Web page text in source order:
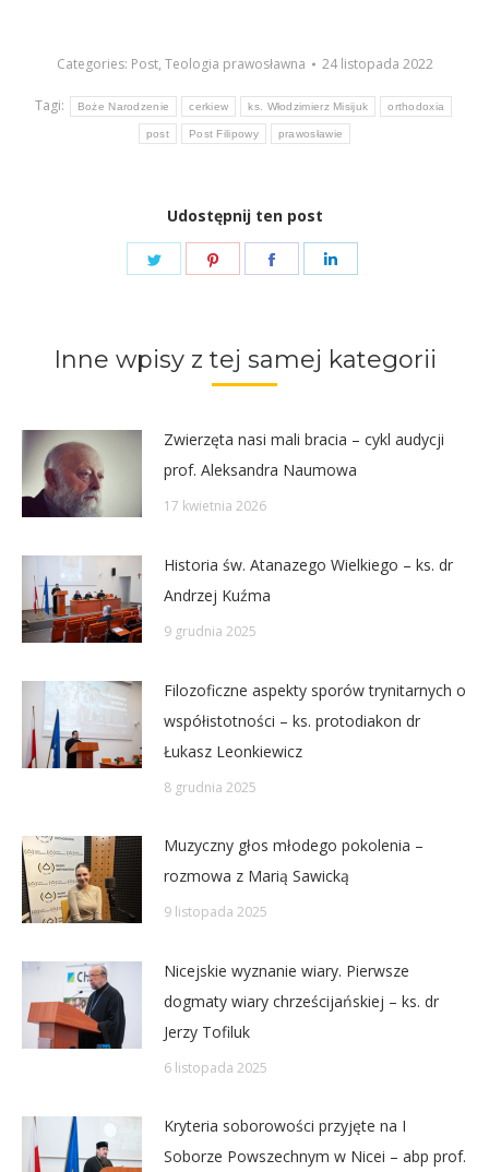
Categories: Post, Teologia prawosławna 24 listopada 2022
Tagi: Boże Narodzenie cerkiew ks. Włodzimierz Misijuk orthodoxia
post Post Filipowy prawosławie
Udostępnij ten post
Share
Share
Share
Inne wpisy z tej samej kategorii
Zwierzęta nasi mali bracia – cykl audycji
prof. Aleksandra Naumowa
17 kwietnia 2026
Historia św. Atanazego Wielkiego – ks. dr
Andrzej Kuźma
9 grudnia 2025
Filozoficzne aspekty sporów trynitarnych o
współistotności – ks. protodiakon dr
Łukasz Leonkiewicz
8 grudnia 2025
Muzyczny głos młodego pokolenia –
rozmowa z Marią Sawicką
9 listopada 2025
Nicejskie wyznanie wiary. Pierwsze
dogmaty wiary chrześcijańskiej – ks. dr
Jerzy Tofiluk
6 listopada 2025
Kryteria soborowości przyjęte na I
Soborze Powszechnym w Nicei – abp prof.